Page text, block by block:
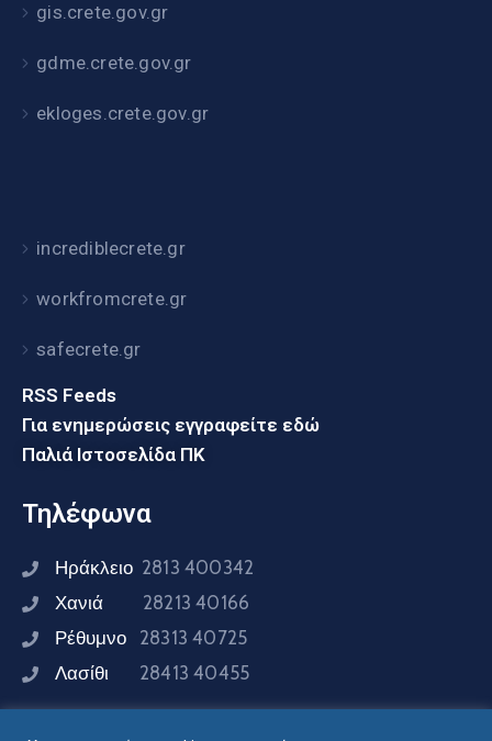
gis.crete.gov.gr
gdme.crete.gov.gr
ekloges.crete.gov.gr
incrediblecrete.gr
workfromcrete.gr
safecrete.gr
RSS Feeds
Για ενημερώσεις εγγραφείτε εδώ
Παλιά Ιστοσελίδα ΠΚ
Τηλέφωνα
Ηράκλειο 2813 400342
Χανιά 28213 40166
Ρέθυμνο 28313 40725
Λασίθι 28413 40455